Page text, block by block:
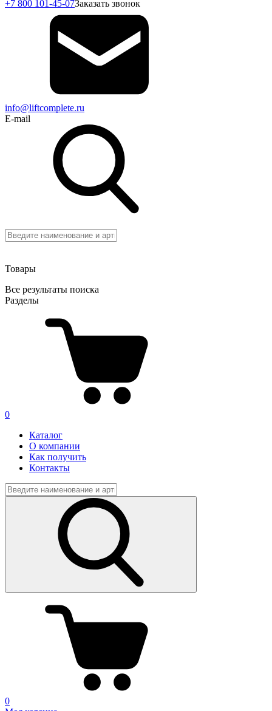
+7 800 101-45-07Заказать звонок
info@liftcomplete.ru
E-mail
Товары
Все результаты поиска
Разделы
0
Каталог
О компании
Как получить
Контакты
0